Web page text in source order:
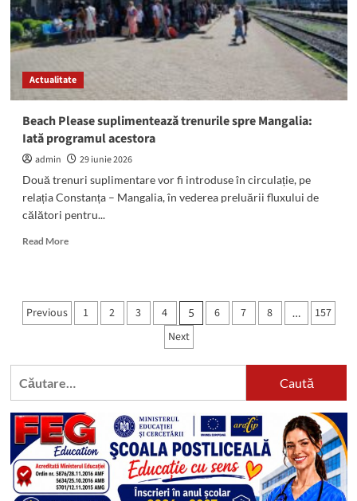
Radu
se
va
la
Curtea
Apel
Constanța
Actualitate
Beach Please suplimentează trenurile spre Mangalia:
Iată programul acestora
admin
29 iunie 2026
Două trenuri suplimentare vor fi introduse în circulație, pe
relația Constanța – Mangalia, în vederea preluării fluxului de
călători pentru...
Read MoreRead
Please
suplimentează
programul
Paginație
Previous 1 2 3 4 5 6 7 8 …
157
Next
Caută